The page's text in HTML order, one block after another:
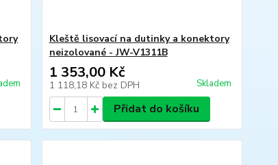
Kleště lisovací na dutinky a konektory
neizolované - JW-V1311B
1 353,00 Kč
1 118,18 Kč bez DPH Skladem
Přidat do košíku